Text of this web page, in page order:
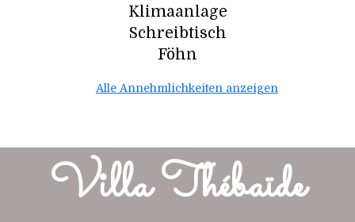
Klimaanlage
Schreibtisch
Föhn
Alle Annehmlichkeiten anzeigen
Villa Thébaïde